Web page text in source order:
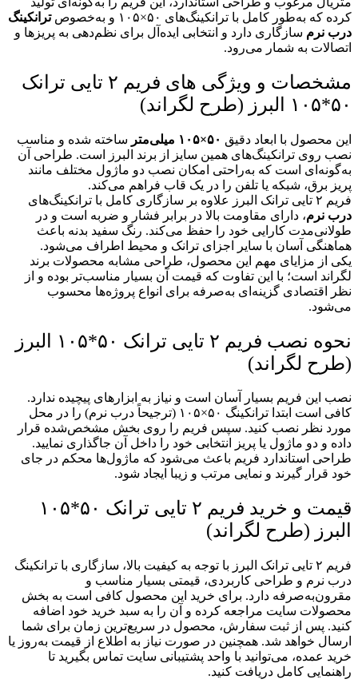
کرده که به‌طور کامل با ترانکینگ‌های ۵۰×۱۰۵ و به‌خصوص
ترانکینگ
درب نرم سازگاری دارد و انتخابی ایده‌آل برای نظم‌دهی به پریزها و
اتصالات به شمار می‌رود.
مشخصات و ویژگی های فریم ۲ تایی ترانک
۵۰*۱۰۵ البرز (طرح لگراند)
این محصول با ابعاد دقیق ۵۰×۱۰۵ میلی‌متر
ساخته شده و مناسب
نصب روی ترانکینگ‌های همین سایز از برند البرز است. طراحی آن
به‌گونه‌ای است که به‌راحتی امکان نصب دو ماژول مختلف مانند
پریز برق، شبکه یا تلفن را در یک قاب فراهم می‌کند.
فریم ۲ تایی ترانک البرز علاوه بر سازگاری کامل با ترانکینگ‌های
درب نرم، دارای مقاومت بالا در برابر فشار و ضربه است و در
طولانی‌مدت کارایی خود را حفظ می‌کند. رنگ سفید بدنه باعث
هماهنگی آسان با سایر اجزای ترانک و محیط اطراف می‌شود.
یکی از مزایای مهم این محصول، طراحی مشابه محصولات برند
لگراند است؛ با این تفاوت که قیمت آن بسیار مناسب‌تر بوده و از
نظر اقتصادی گزینه‌ای به‌صرفه برای انواع پروژه‌ها محسوب
می‌شود.
نحوه نصب فریم ۲ تایی ترانک ۵۰*۱۰۵ البرز
(طرح لگراند)
نصب این فریم بسیار آسان است و نیاز به ابزارهای پیچیده ندارد.
کافی است ابتدا ترانکینگ ۵۰×۱۰۵ (ترجیحاً درب نرم) را در محل
مورد نظر نصب کنید. سپس فریم را روی بخش مشخص‌شده قرار
داده و دو ماژول یا پریز انتخابی خود را داخل آن جاگذاری نمایید.
طراحی استاندارد فریم باعث می‌شود که ماژول‌ها محکم در جای
خود قرار گیرند و نمایی مرتب و زیبا ایجاد شود.
قیمت و خرید فریم ۲ تایی ترانک ۵۰*۱۰۵
البرز (طرح لگراند)
فریم ۲ تایی ترانک البرز با توجه به کیفیت بالا، سازگاری با ترانکینگ
درب نرم و طراحی کاربردی، قیمتی بسیار مناسب و
مقرون‌به‌صرفه دارد. برای خرید این محصول کافی است به بخش
محصولات سایت مراجعه کرده و آن را به سبد خرید خود اضافه
کنید. پس از ثبت سفارش، محصول در سریع‌ترین زمان برای شما
ارسال خواهد شد. همچنین در صورت نیاز به اطلاع از قیمت به‌روز یا
خرید عمده، می‌توانید با واحد پشتیبانی سایت تماس بگیرید تا
راهنمایی کامل دریافت کنید.